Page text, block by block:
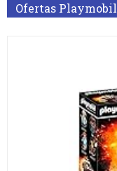
Ofertas Playmobil